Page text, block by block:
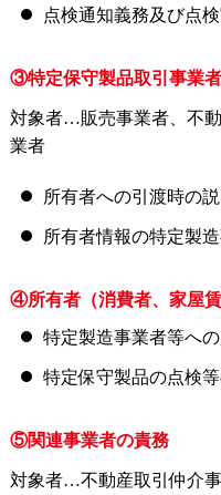
点検通知義務及び点
③特定保守製品取引事業
対象者…販売事業者、不
業者
所有者への引渡時の
所有者情報の特定製
④所有者（消費者、家屋
特定製造事業者等へ
特定保守製品の点検
⑤関連事業者の責務
対象者…不動産取引仲介